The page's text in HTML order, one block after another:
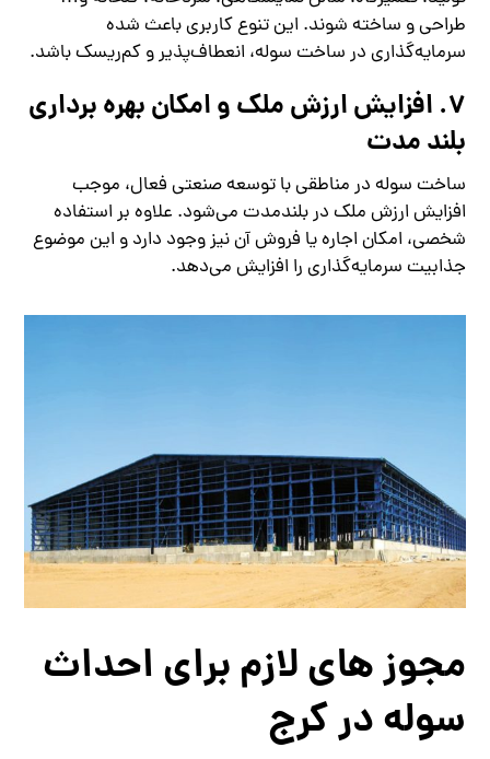
طراحی و ساخته شوند. این تنوع کاربری باعث شده
سرمایه‌گذاری در ساخت سوله، انعطاف‌پذیر و کم‌ریسک باشد.
7. افزایش ارزش ملک و امکان بهره‌ برداری
بلند مدت
ساخت سوله در مناطقی با توسعه صنعتی فعال، موجب
افزایش ارزش ملک در بلندمدت می‌شود. علاوه بر استفاده
شخصی، امکان اجاره یا فروش آن نیز وجود دارد و این موضوع
جذابیت سرمایه‌گذاری را افزایش می‌دهد.
مجوز های لازم برای احداث
سوله در کرج